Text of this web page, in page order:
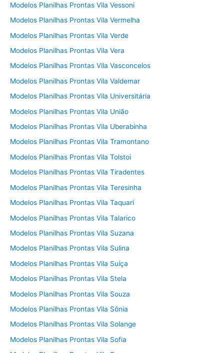
Modelos Planilhas Prontas Vila Vessoni
Modelos Planilhas Prontas Vila Vermelha
Modelos Planilhas Prontas Vila Verde
Modelos Planilhas Prontas Vila Vera
Modelos Planilhas Prontas Vila Vasconcelos
Modelos Planilhas Prontas Vila Valdemar
Modelos Planilhas Prontas Vila Universitária
Modelos Planilhas Prontas Vila União
Modelos Planilhas Prontas Vila Uberabinha
Modelos Planilhas Prontas Vila Tramontano
Modelos Planilhas Prontas Vila Tolstoi
Modelos Planilhas Prontas Vila Tiradentes
Modelos Planilhas Prontas Vila Teresinha
Modelos Planilhas Prontas Vila Taquari
Modelos Planilhas Prontas Vila Talarico
Modelos Planilhas Prontas Vila Suzana
Modelos Planilhas Prontas Vila Sulina
Modelos Planilhas Prontas Vila Suíça
Modelos Planilhas Prontas Vila Stela
Modelos Planilhas Prontas Vila Souza
Modelos Planilhas Prontas Vila Sônia
Modelos Planilhas Prontas Vila Solange
Modelos Planilhas Prontas Vila Sofia